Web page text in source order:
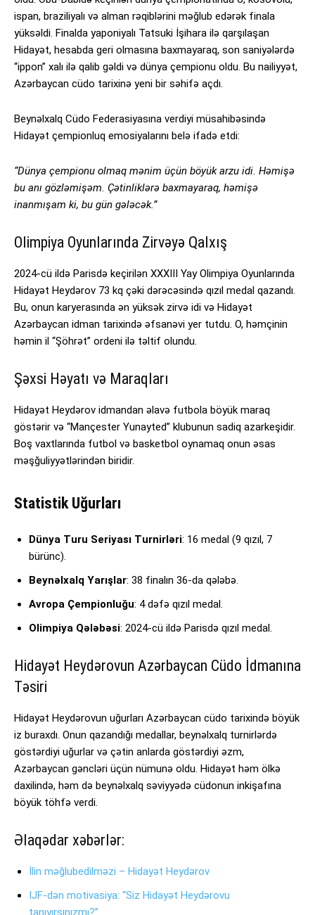
ispan, braziliyalı və alman rəqiblərini məğlub edərək finala
yüksəldi. Finalda yaponiyalı Tatsuki İşihara ilə qarşılaşan
Hidayət, hesabda geri olmasına baxmayaraq, son saniyələrdə
“ippon” xalı ilə qalib gəldi və dünya çempionu oldu. Bu nailiyyət,
Azərbaycan cüdo tarixinə yeni bir səhifə açdı.
Beynəlxalq Cüdo Federasiyasına verdiyi müsahibəsində
Hidayət çempionluq emosiyalarını belə ifadə etdi:
“Dünya çempionu olmaq mənim üçün böyük arzu idi. Həmişə
bu anı gözləmişəm. Çətinliklərə baxmayaraq, həmişə
inanmışam ki, bu gün gələcək.”
Olimpiya Oyunlarında Zirvəyə Qalxış
2024-cü ildə Parisdə keçirilən XXXIII Yay Olimpiya Oyunlarında
Hidayət Heydərov 73 kq çəki dərəcəsində qızıl medal qazandı.
Bu, onun karyerasında ən yüksək zirvə idi və Hidayət
Azərbaycan idman tarixində əfsanəvi yer tutdu. O, həmçinin
həmin il “Şöhrət” ordeni ilə təltif olundu.
Şəxsi Həyatı və Maraqları
Hidayət Heydərov idmandan əlavə futbola böyük maraq
göstərir və “Mançester Yunayted” klubunun sadiq azarkeşidir.
Boş vaxtlarında futbol və basketbol oynamaq onun əsas
məşğuliyyətlərindən biridir.
Statistik Uğurları
Dünya Turu Seriyası Turnirləri: 16 medal (9 qızıl, 7
bürünc).
Beynəlxalq Yarışlar: 38 finalın 36-da qələbə.
Avropa Çempionluğu: 4 dəfə qızıl medal.
Olimpiya Qələbəsi: 2024-cü ildə Parisdə qızıl medal.
Hidayət Heydərovun Azərbaycan Cüdo İdmanına
Təsiri
Hidayət Heydərovun uğurları Azərbaycan cüdo tarixində böyük
iz buraxdı. Onun qazandığı medallar, beynəlxalq turnirlərdə
göstərdiyi uğurlar və çətin anlarda göstərdiyi əzm,
Azərbaycan gəncləri üçün nümunə oldu. Hidayət həm ölkə
daxilində, həm də beynəlxalq səviyyədə cüdonun inkişafına
böyük töhfə verdi.
Əlaqədar xəbərlər:
İlin məğlubedilməzi – Hidayət Heydərov
IJF-dən motivasiya: “Siz Hidayət Heydərovu
tanıyırsınızmı?”